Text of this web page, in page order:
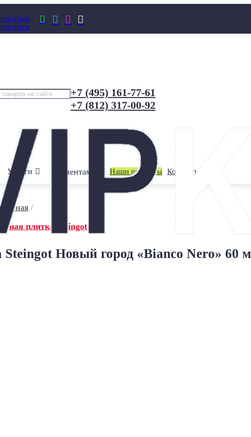
   
+7 (495) 161-77-61
+7 (812) 317-00-92
Услуги Клиентам Наши шоурумы Контакты
/
плитка Steingot»
Steingot Новый город «Bianco Nero» 60